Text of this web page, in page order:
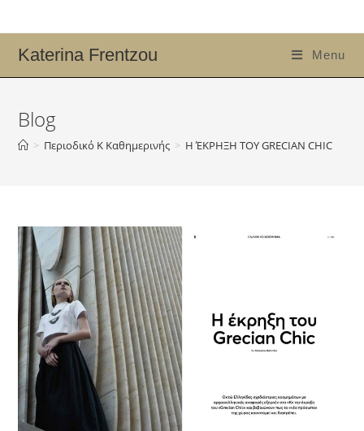
Katerina Frentzou Menu
Blog
> Περιοδικό Κ Καθημερινής > Η ΈΚΡΗΞΗ ΤΟΥ GRECIAN CHIC